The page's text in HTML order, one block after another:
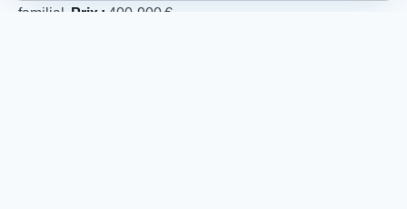
familial. Prix : 400-900 €.